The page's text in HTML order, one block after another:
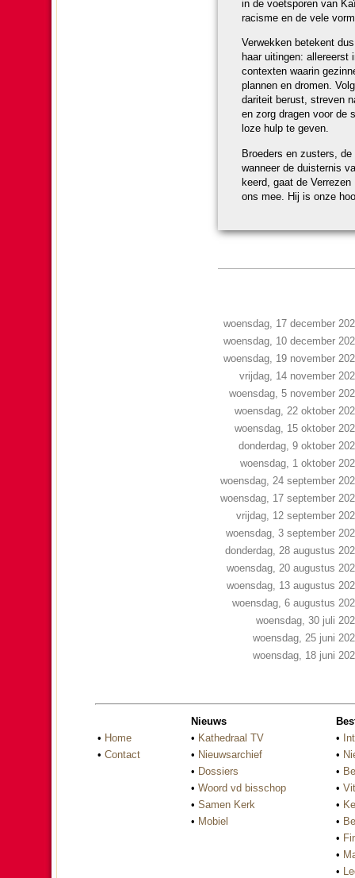
in de voetsporen van
racisme en de vele
Verwekken betekent
haar uitingen: aller­eerst
contexten waarin
plannen en dromen.
da­ri­teit berust, streven
en zorg dragen voor de
loze hulp te geven.
Broe­ders en zusters,
wanneer de duisternis
keerd, gaat de
ons mee. Hij is onze
woensdag, 17 december
woensdag, 10 december
woensdag, 19 november
vrijdag, 14 november
woensdag, 5 november
woensdag, 22 oktober
woensdag, 15 oktober
donderdag, 9 oktober
woensdag, 1 oktober
woensdag, 24 september
woensdag, 17 september
vrijdag, 12 september
woensdag, 3 september
donderdag, 28 augustus
woensdag, 20 augustus
woensdag, 13 augustus
woensdag, 6 augustus
woensdag, 30 juli
woensdag, 25 juni
woensdag, 18 juni
• Home
• Contact
Nieuws
• Kathedraal TV
• Nieuwsarchief
• Dossiers
• Woord vd bisschop
• Samen Kerk
• Mobiel
•
•
•
•
•
•
•
•
•